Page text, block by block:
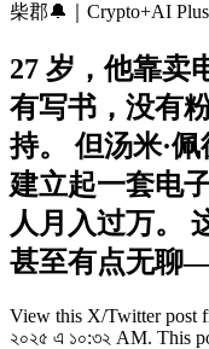
柴郡🔔｜Crypto+AI Plus
27 岁，他靠卖
有写书，没有
持。 但汤米·
建立起一套电
人月入过万。
甚至有点无聊
View this X/Twitter post
২০২৫ এ ১০:৩২ AM. This